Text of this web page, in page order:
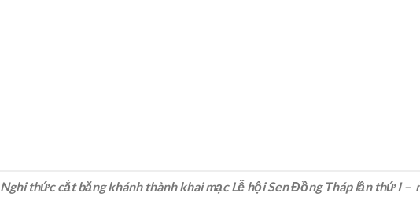
Nghi thức cắt băng khánh thành khai mạc Lễ hội Sen Đồng Tháp lần thứ I –